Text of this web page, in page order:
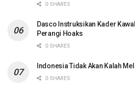
0 SHARES
Dasco Instruksikan Kader
Perangi Hoaks
0 SHARES
Indonesia Tidak Akan Kalah
0 SHARES